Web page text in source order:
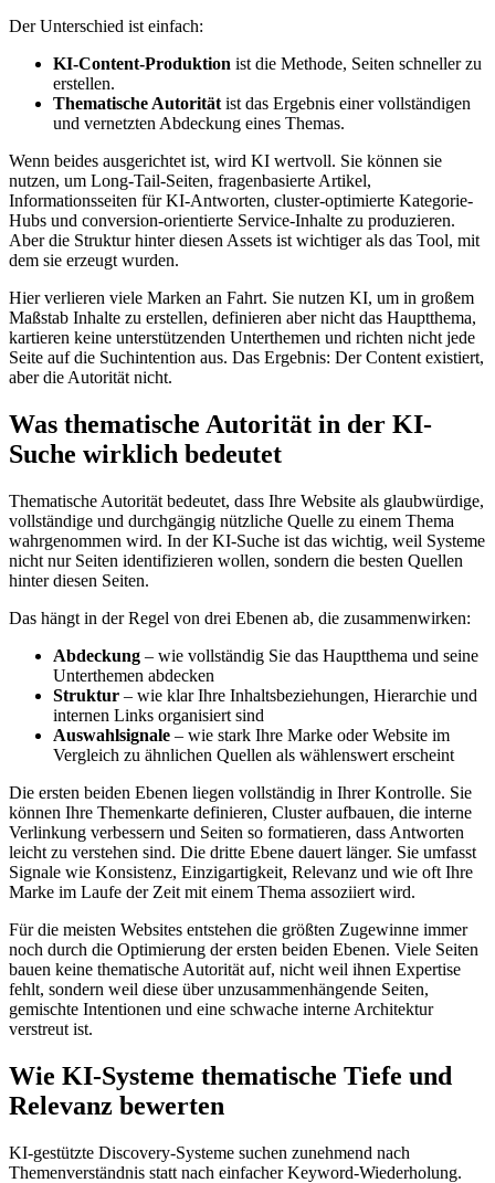
Der Unterschied ist einfach:
KI-Content-Produktion ist die Methode, Seiten schneller zu
erstellen.
Thematische Autorität ist das Ergebnis einer vollständigen
und vernetzten Abdeckung eines Themas.
Wenn beides ausgerichtet ist, wird KI wertvoll. Sie können sie
nutzen, um Long-Tail-Seiten, fragenbasierte Artikel,
Informationsseiten für KI-Antworten, cluster-optimierte Kategorie-
Hubs und conversion-orientierte Service-Inhalte zu produzieren.
Aber die Struktur hinter diesen Assets ist wichtiger als das Tool, mit
dem sie erzeugt wurden.
Hier verlieren viele Marken an Fahrt. Sie nutzen KI, um in großem
Maßstab Inhalte zu erstellen, definieren aber nicht das Hauptthema,
kartieren keine unterstützenden Unterthemen und richten nicht jede
Seite auf die Suchintention aus. Das Ergebnis: Der Content existiert,
aber die Autorität nicht.
Was thematische Autorität in der KI-
Suche wirklich bedeutet
Thematische Autorität bedeutet, dass Ihre Website als glaubwürdige,
vollständige und durchgängig nützliche Quelle zu einem Thema
wahrgenommen wird. In der KI-Suche ist das wichtig, weil Systeme
nicht nur Seiten identifizieren wollen, sondern die besten Quellen
hinter diesen Seiten.
Das hängt in der Regel von drei Ebenen ab, die zusammenwirken:
Abdeckung – wie vollständig Sie das Hauptthema und seine
Unterthemen abdecken
Struktur – wie klar Ihre Inhaltsbeziehungen, Hierarchie und
internen Links organisiert sind
Auswahlsignale – wie stark Ihre Marke oder Website im
Vergleich zu ähnlichen Quellen als wählenswert erscheint
Die ersten beiden Ebenen liegen vollständig in Ihrer Kontrolle. Sie
können Ihre Themenkarte definieren, Cluster aufbauen, die interne
Verlinkung verbessern und Seiten so formatieren, dass Antworten
leicht zu verstehen sind. Die dritte Ebene dauert länger. Sie umfasst
Signale wie Konsistenz, Einzigartigkeit, Relevanz und wie oft Ihre
Marke im Laufe der Zeit mit einem Thema assoziiert wird.
Für die meisten Websites entstehen die größten Zugewinne immer
noch durch die Optimierung der ersten beiden Ebenen. Viele Seiten
bauen keine thematische Autorität auf, nicht weil ihnen Expertise
fehlt, sondern weil diese über unzusammenhängende Seiten,
gemischte Intentionen und eine schwache interne Architektur
verstreut ist.
Wie KI-Systeme thematische Tiefe und
Relevanz bewerten
KI-gestützte Discovery-Systeme suchen zunehmend nach
Themenverständnis statt nach einfacher Keyword-Wiederholung.